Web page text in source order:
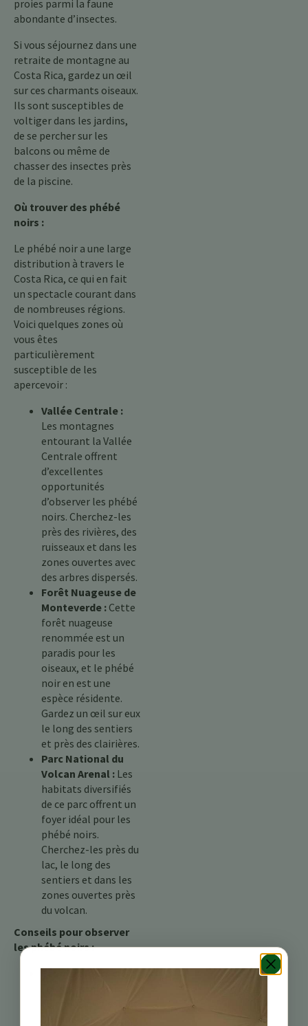
proies parmi la faune
abondante d’insectes.
Si vous séjournez dans une
retraite de montagne au
Costa Rica, gardez un œil
sur ces charmants oiseaux.
Ils sont susceptibles de
voltiger dans les jardins,
de se percher sur les
balcons ou même de
chasser des insectes près
de la piscine.
Où trouver des phébé
noirs :
Le phébé noir a une large
distribution à travers le
Costa Rica, ce qui en fait
un spectacle courant dans
de nombreuses régions.
Voici quelques zones où
vous êtes
particulièrement
susceptible de les
apercevoir :
Vallée Centrale :
Les montagnes
entourant la Vallée
Centrale offrent
d’excellentes
opportunités
d’observer les phébé
noirs. Cherchez-les
près des rivières, des
ruisseaux et dans les
zones ouvertes avec
des arbres dispersés.
Forêt Nuageuse de
Monteverde : Cette
forêt nuageuse
renommée est un
paradis pour les
oiseaux, et le phébé
noir en est une
espèce résidente.
Gardez un œil sur eux
le long des sentiers
et près des clairières.
Parc National du
Volcan Arenal : Les
habitats diversifiés
de ce parc offrent un
foyer idéal pour les
phébé noirs.
Cherchez-les près du
lac, le long des
sentiers et dans les
zones ouvertes près
du volcan.
Conseils pour observer
les phébé noirs :